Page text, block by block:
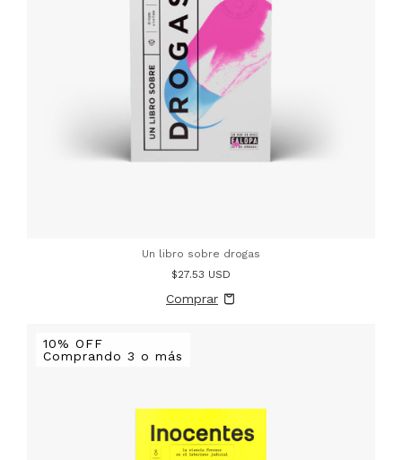
Un libro sobre drogas
$27.53 USD
10% OFF
Comprando 3 o más